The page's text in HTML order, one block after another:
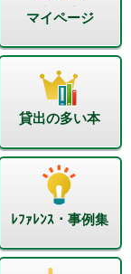
マイページ
貸出の多い本
ﾚﾌｧﾚﾝｽ・事例集